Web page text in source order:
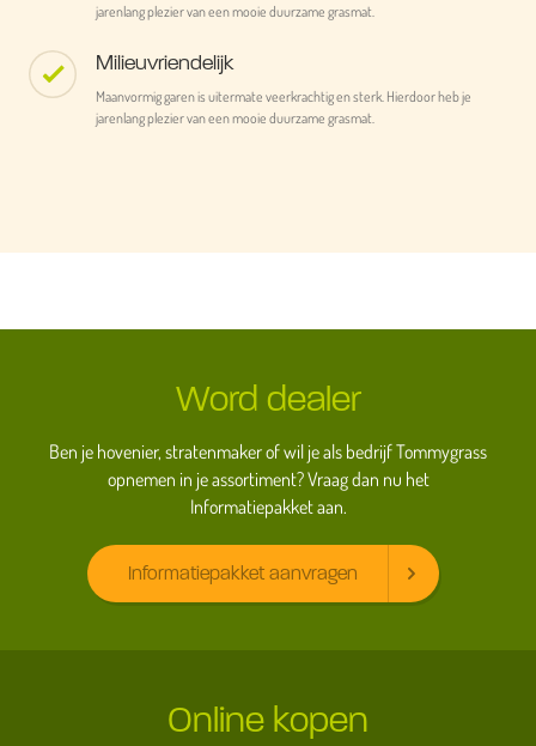
jarenlang plezier van een mooie duurzame grasmat.
Milieuvriendelijk
Maanvormig garen is uitermate veerkrachtig en sterk. Hierdoor heb je
jarenlang plezier van een mooie duurzame grasmat.
Word dealer
Ben je hovenier, stratenmaker of wil je als bedrijf Tommygrass
opnemen in je assortiment? Vraag dan nu het
Informatiepakket aan.
Informatiepakket aanvragen
Online kopen